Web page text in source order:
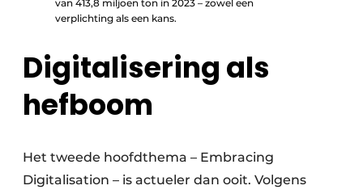
van 413,8 miljoen ton in 2023 – zowel een
verplichting als een kans.
Digitalisering als
hefboom
Het tweede hoofdthema – Embracing
Digitalisation – is actueler dan ooit. Volgens